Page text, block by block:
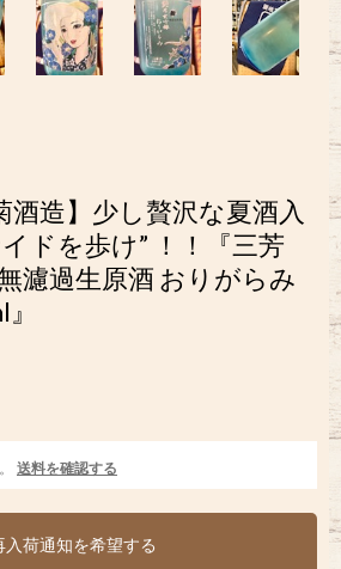
酒造】少し贅沢な夏酒入
ドを歩け” ！！︎『三芳
濾過生原酒 おりがらみ
送料を確認する
入荷通知を希望する